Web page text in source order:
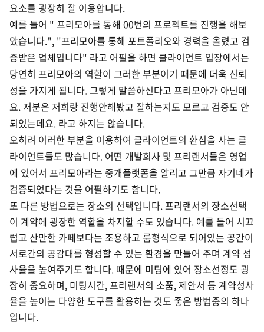
요소를 굉장히 잘 이용합니다.
예를 들어 " 프리모아를 통해 00번의 프로젝트를 진행을 해보
았습니다.", "프리모아를 통해 포트폴리오와 경력을 올렸고 검
증받은 업체입니다" 라고 어필을 하면 클라이언트 입장에서는
당연히 프리모아의 역할이 그러한 부분이기 때문에 더욱 신뢰
성을 가지게 됩니다. 그렇게 말씀하신다고 프리모아가 아닌데
요. 저분은 저희랑 진행안해봤고 잘하는지도 모르고 검증도 안
되있는데요. 라고 하지는 않습니다.
오히려 이러한 부분을 이용하여 클라이언트의 환심을 사는 클
라이언트들도 많습니다. 어떤 개발회사 및 프리랜서들은 영업
에 있어서 프리모아라는 중개플랫폼을 알리고 그만큼 자기네가
검증되었다는 것을 어필하기도 합니다.
또 다른 방법으로는 장소의 선택입니다. 프리랜서의 장소선택
이 계약에 굉장한 역할을 차지할 수도 있습니다. 예를 들어 시끄
럽고 산만한 카페보다는 조용하고 룸형식으로 되어있는 공간이
서로간의 공감대를 형성할 수 있는 환경을 만들어 주며 계약 성
사율을 높여주기도 합니다. 때문에 미팅에 있어 장소선정도 굉
장히 중요하며, 미팅시간, 프리랜서의 소품, 제안서 등 계약성사
율을 높이는 다양한 도구를 활용하는 것도 좋은 방법중의 하나
입니다.